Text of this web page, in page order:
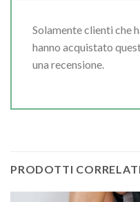
Solamente clienti che
hanno acquistato
una recensione.
PRODOTTI CORRELATI